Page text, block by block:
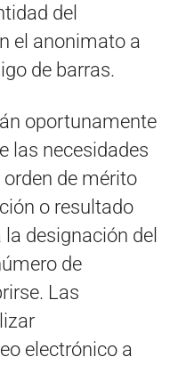
del
el anonimato a
de barras.
oportunamente
las necesidades
de mérito
o resultado
designación del
de
Las
electrónico a